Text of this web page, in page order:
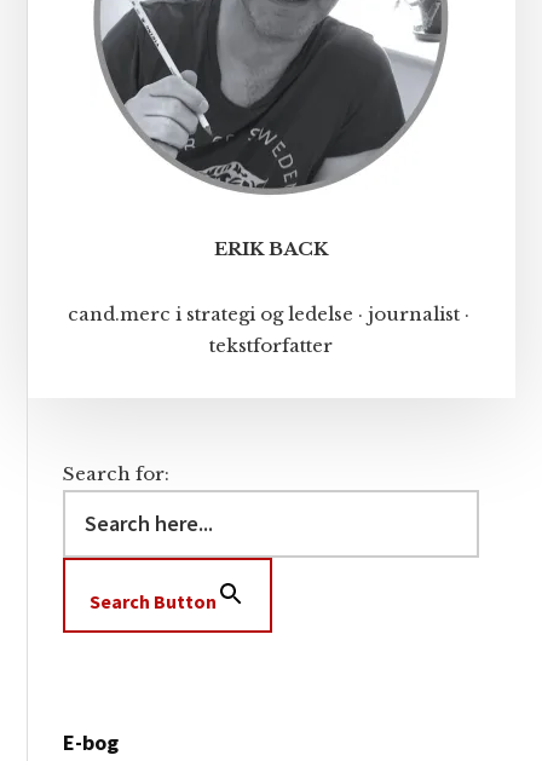
ERIK BACK
cand.merc i strategi og ledelse · journalist ·
tekstforfatter
Search for:
Search Button
E-bog